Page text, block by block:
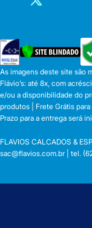
As imagens deste site são
Flávio’s: até 8x, com
e/ou a disponibilidade do
produtos | Frete Grátis
Prazo para a entrega será
FLAVIOS CALCADOS &
sac@flavios.com.br | tel.